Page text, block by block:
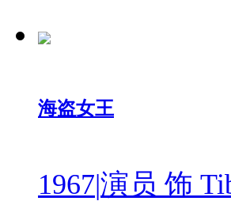
海盗女王
1967|演员 饰